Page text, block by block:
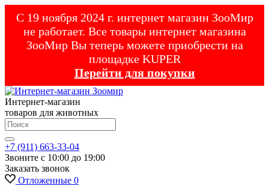
С 19 ноября 2024 г. интернет магазин ЗооМир
не работает. Все товары интернет магазина
ЗооМир Вы теперь можете приобрести на
площадке KUPER
Перейти для покупки
Интернет-магазин
товаров для животных
+7 (911) 663-33-04
Звоните с 10:00 до 19:00
Заказать звонок
Отложенные 0